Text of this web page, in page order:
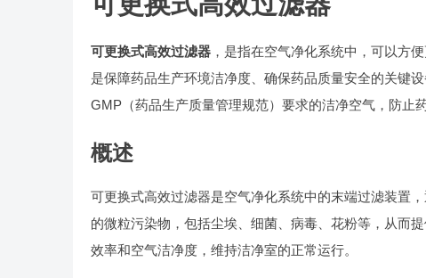
可更换式高效过滤器 ，是指在空气净化系统中，可以方
是保障药品生产环境洁净度、确保药品质量安全的关键
GMP（药品生产质量管理规范）要求的洁净空气，防止
概述
可更换式高效过滤器是空气净化系统中的末端过滤装置
的微粒污染物，包括尘埃、细菌、病毒、花粉等，从而
效率和空气洁净度，维持洁净室的正常运行。